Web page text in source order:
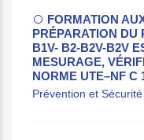
FORMATION
PRÉPARATION DU
B1V- B2-B2V-B2V
MESURAGE,
NORME UTE–NF C
Prévention et Sécurité